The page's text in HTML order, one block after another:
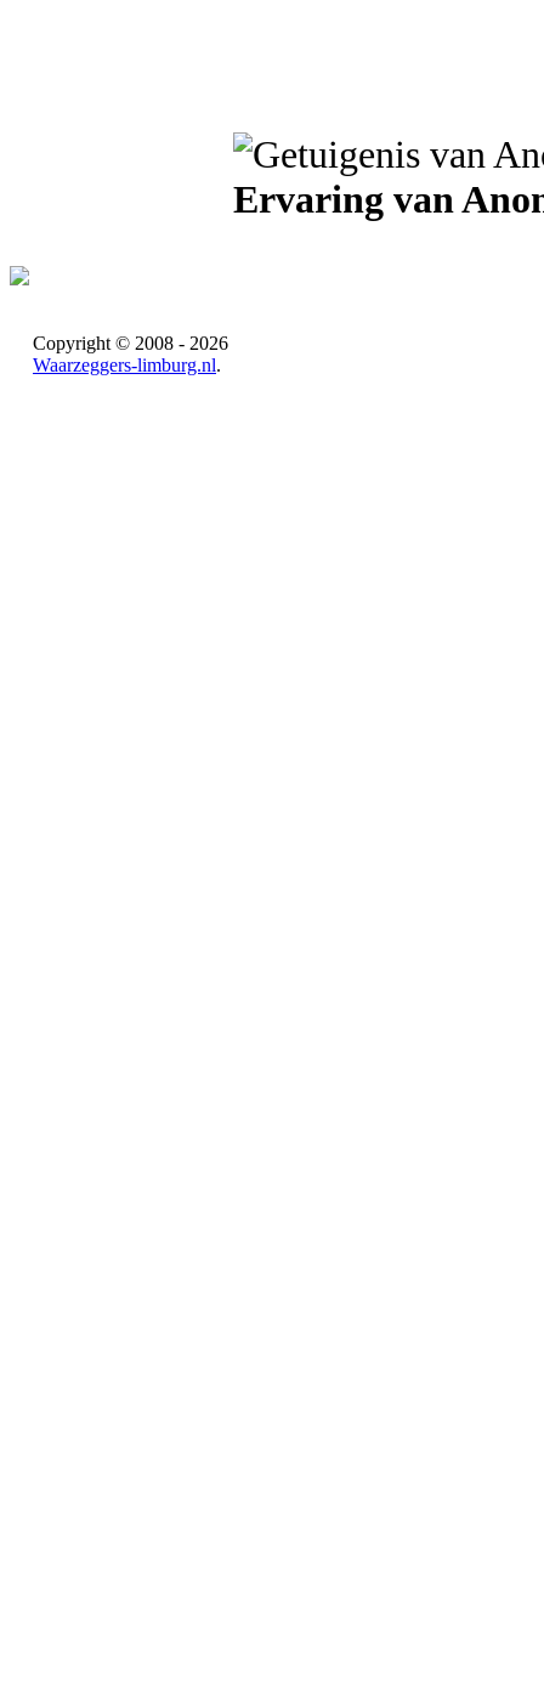
Ervaring van
Copyright © 2008 - 2026
Waarzeggers-limburg.nl.